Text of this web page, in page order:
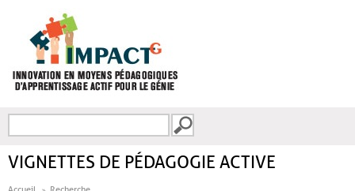
FORMULAIRE DE
VIGNETTES DE PÉDAGOGIE ACTIVE